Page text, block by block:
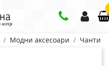
Модни аксесоари Чанти